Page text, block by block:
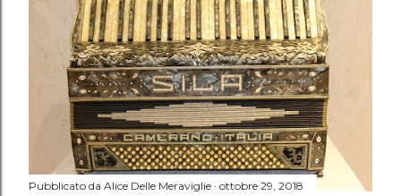
Pubblicato da Alice Delle Meraviglie ottobre 29, 2018